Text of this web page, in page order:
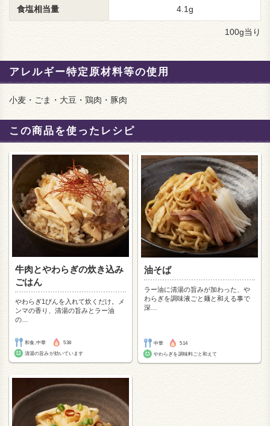
食塩相当量 4.1g
100g当り
アレルギー特定原材料等の使用
小麦・ごま・大豆・鶏肉・豚肉
この商品を使ったレシピ
牛肉とやわらぎの炊き込み
ごはん
やわらぎ1びんを入れて炊くだけ。メ
ンマの香り、清湯の旨みとラー油
の
和食,中華
538
清湯の旨みが効いています
油そば
ラー油に清湯の旨みが加わった、や
わらぎを調味液ごと麺と和える事で
深
中華
514
やわらぎを調味料ごと和えて